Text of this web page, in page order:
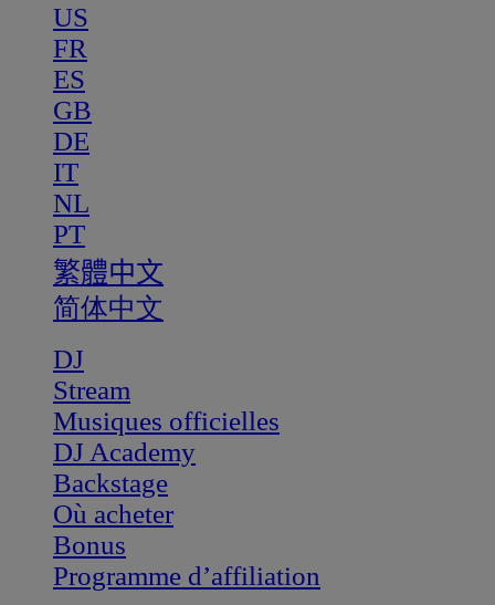
US
FR
ES
GB
DE
IT
NL
PT
繁體中文
简体中文
DJ
Stream
Musiques officielles
DJ Academy
Backstage
Où acheter
Bonus
Programme d’affiliation